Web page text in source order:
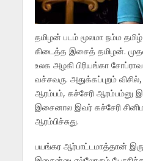
தமிழன் படம் மூலமா நம்ம
கிடைத்த இசைத் தமிழன்.
உலக அழகி பிரியங்கா
வச்சவரு. அதுக்கப்புறம் விசில்,
ஆரம்பம், கச்சேரி ஆரம்பம்னு
இசைனால இவர் கச்சேரி
ஆரம்பிச்சுது.
பயங்கர ஆர்பாட்டமாத்தான்